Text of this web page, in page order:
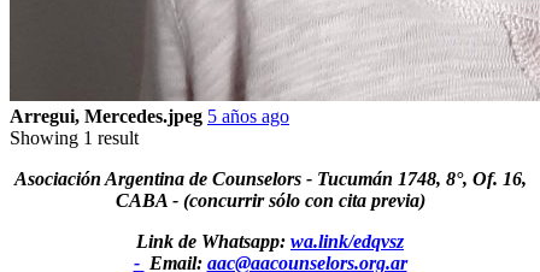
Arregui, Mercedes.jpeg 5 años ago
Showing 1 result
Asociación Argentina de Counselors - Tucumán 1748, 8°, Of. 16,
CABA - (concurrir sólo con cita previa)
Link de Whatsapp: wa.link/edqvsz
- Email: aac@aacounselors.org.ar